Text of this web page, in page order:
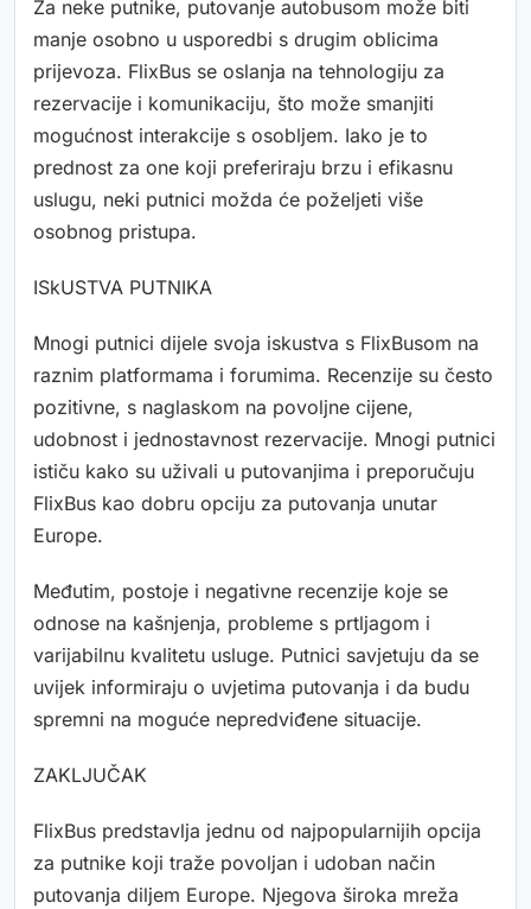
Za neke putnike, putovanje autobusom može biti
manje osobno u usporedbi s drugim oblicima
prijevoza. FlixBus se oslanja na tehnologiju za
rezervacije i komunikaciju, što može smanjiti
mogućnost interakcije s osobljem. Iako je to
prednost za one koji preferiraju brzu i efikasnu
uslugu, neki putnici možda će poželjeti više
osobnog pristupa.
ISkUSTVA PUTNIKA
Mnogi putnici dijele svoja iskustva s FlixBusom na
raznim platformama i forumima. Recenzije su često
pozitivne, s naglaskom na povoljne cijene,
udobnost i jednostavnost rezervacije. Mnogi putnici
ističu kako su uživali u putovanjima i preporučuju
FlixBus kao dobru opciju za putovanja unutar
Europe.
Međutim, postoje i negativne recenzije koje se
odnose na kašnjenja, probleme s prtljagom i
varijabilnu kvalitetu usluge. Putnici savjetuju da se
uvijek informiraju o uvjetima putovanja i da budu
spremni na moguće nepredviđene situacije.
ZAKLJUČAK
FlixBus predstavlja jednu od najpopularnijih opcija
za putnike koji traže povoljan i udoban način
putovanja diljem Europe. Njegova široka mreža